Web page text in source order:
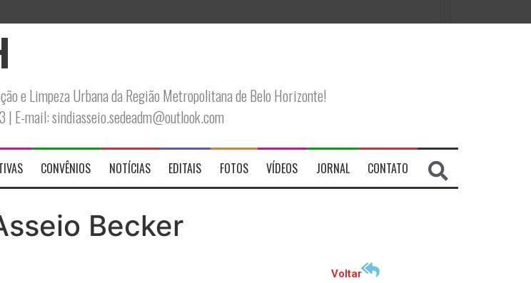
e Limpeza Urbana da Região Metropolitana de Belo Horizonte!
E-mail: sindiasseio.sedeadm@outlook.com
CONVÊNIOS NOTÍCIAS EDITAIS FOTOS VÍDEOS JORNAL CONTATO
Becker
Voltar